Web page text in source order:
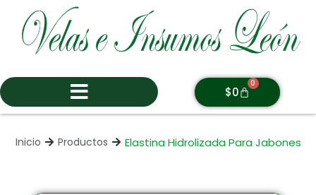
$0
0
Inicio Productos Elastina Hidrolizada Para Jabones